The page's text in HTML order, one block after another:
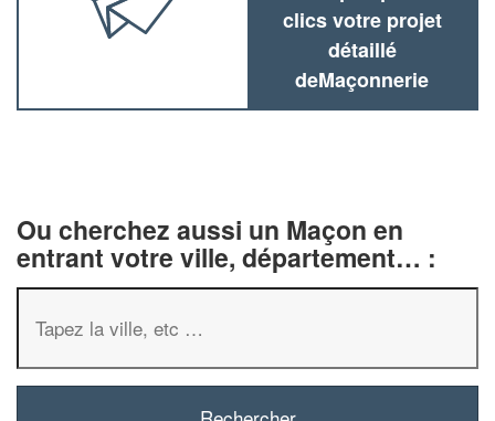
clics votre projet
détaillé
deMaçonnerie
Ou cherchez aussi un Maçon en
entrant votre ville, département… :